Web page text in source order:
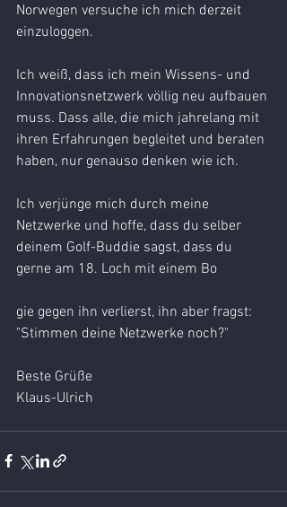
Norwegen versuche ich mich derzeit
einzuloggen.
Ich weiß, dass ich mein Wissens- und
Innovationsnetzwerk völlig neu aufbauen
muss. Dass alle, die mich jahrelang mit
ihren Erfahrungen begleitet und beraten
haben, nur genauso denken wie ich.
Ich verjünge mich durch meine
Netzwerke und hoffe, dass du selber
deinem Golf-Buddie sagst, dass du
gerne am 18. Loch mit einem Bo
gie gegen ihn verlierst, ihn aber fragst:
"Stimmen deine Netzwerke noch?"
Beste Grüße
Klaus-Ulrich